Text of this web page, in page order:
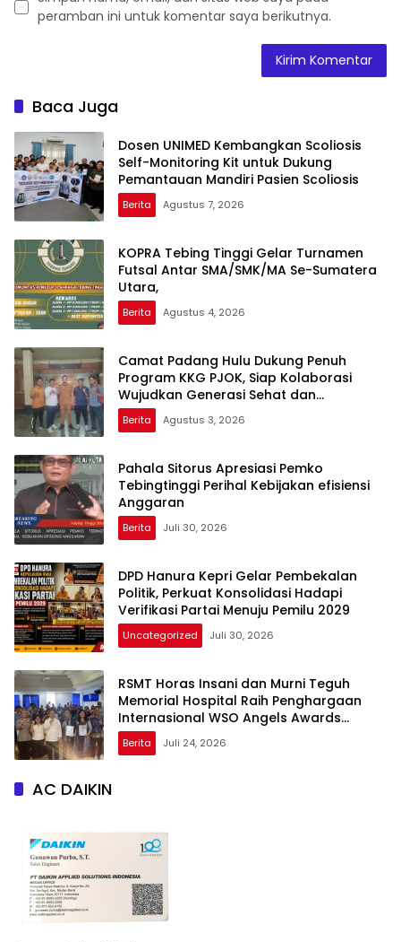
peramban ini untuk komentar saya berikutnya.
Baca Juga
Dosen UNIMED Kembangkan Scoliosis
Self-Monitoring Kit untuk Dukung
Pemantauan Mandiri Pasien Scoliosis
Berita Agustus 7, 2026
KOPRA Tebing Tinggi Gelar Turnamen
Futsal Antar SMA/SMK/MA Se-Sumatera
Utara,
Berita Agustus 4, 2026
Camat Padang Hulu Dukung Penuh
Program KKG PJOK, Siap Kolaborasi
Wujudkan Generasi Sehat dan
Berprestasi
Berita Agustus 3, 2026
Pahala Sitorus Apresiasi Pemko
Tebingtinggi Perihal Kebijakan efisiensi
Anggaran
Berita Juli 30, 2026
DPD Hanura Kepri Gelar Pembekalan
Politik, Perkuat Konsolidasi Hadapi
Verifikasi Partai Menuju Pemilu 2029
Uncategorized Juli 30, 2026
RSMT Horas Insani dan Murni Teguh
Memorial Hospital Raih Penghargaan
Internasional WSO Angels Awards
Diamond Status
Berita Juli 24, 2026
AC DAIKIN